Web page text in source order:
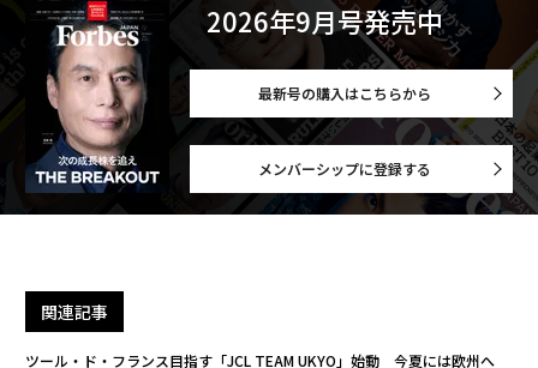
2026年9月号発売中
最新号の購入はこちらから
メンバーシップに登録する
関連記事
ツール・ド・フランス目指す「JCL TEAM UKYO」始動 今夏には欧州へ